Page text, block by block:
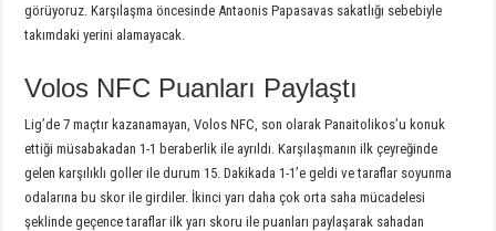
görüyoruz. Karşılaşma öncesinde Antaonis Papasavas sakatlığı sebebiyle
takımdaki yerini alamayacak.
Volos NFC Puanları Paylaştı
Lig’de 7 maçtır kazanamayan, Volos NFC, son olarak Panaitolikos’u konuk
ettiği müsabakadan 1-1 beraberlik ile ayrıldı. Karşılaşmanın ilk çeyreğinde
gelen karşılıklı goller ile durum 15. Dakikada 1-1’e geldi ve taraflar soyunma
odalarına bu skor ile girdiler. İkinci yarı daha çok orta saha mücadelesi
şeklinde geçence taraflar ilk yarı skoru ile puanları paylaşarak sahadan